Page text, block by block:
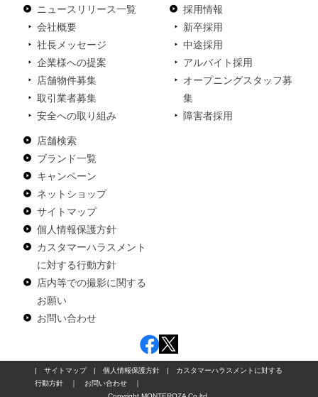
ニュースリリース一覧
会社概要
社長メッセージ
企業様への提案
店舗物件募集
取引業者募集
安全への取り組み
採用情報
新卒採用
中途採用
アルバイト採用
オープニングスタッフ募
集
障害者採用
店舗検索
ブランド一覧
キャンペーン
ネットショップ
サイトマップ
個人情報保護方針
カスタマーハラスメント
に対する行動方針
店内等での撮影に関する
お願い
お問い合わせ
| サイトマップ| 個人情報保護方針|
カスタマーハラスメントに対する
行動方針｜ お問い合わせ｜